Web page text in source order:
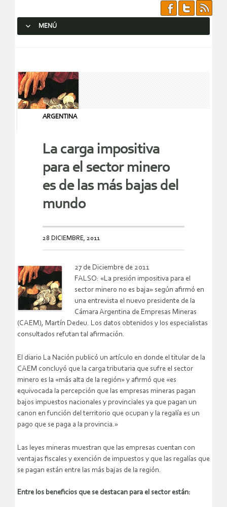
MENÚ
ARGENTINA
La carga impositiva
para el sector minero
es de las más bajas del
mundo
28 DICIEMBRE, 2011
27 de Diciembre de 2011
FALSO: «La presión impositiva para el
sector minero no es baja» según afirmó en
una entrevista el nuevo presidente de la
Cámara Argentina de Empresas Mineras
(CAEM), Martín Dedeu. Los datos obtenidos y los especialistas
consultados refutan tal afirmación.
El diario La Nación publicó un artículo en donde el titular de la
CAEM concluyó que la carga tributaria que sufre el sector
minero es la «más alta de la región» y afirmó que «es
equivocada la percepción que las empresas mineras pagan
bajos impuestos nacionales y provinciales ya que pagan un
canon en función del territorio que ocupan y la regalía es un
pago que se paga a la provincia.»
Las leyes mineras muestran que las empresas cuentan con
ventajas fiscales y exención de impuestos y que las regalías que
se pagan están entre las más bajas de la región.
Entre los beneficios que se destacan para el sector están: